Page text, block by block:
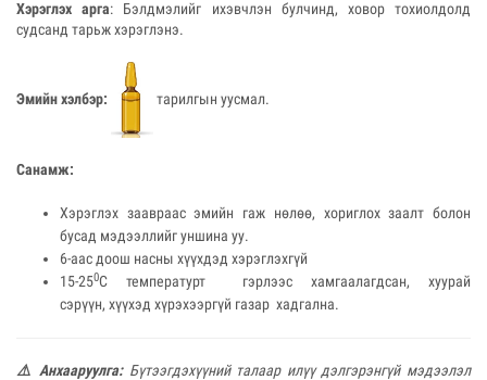
Хэрэглэх арга: Бэлдмэлийг ихэвчлэн булчинд, ховор тохиолдолд
судсанд тарьж хэрэглэнэ.
Эмийн хэлбэр: тарилгын уусмал.
Санамж:
Хэрэглэх заавраас эмийн гаж нөлөө, хориглох заалт болон
бусад мэдээллийг уншина уу.
6-аас доош насны хүүхдэд хэрэглэхгүй
15-250С температурт гэрлээс хамгаалагдсан, хуурай
сэрүүн, хүүхэд хүрэхээргүй газар хадгална.
⚠️ Анхааруулга:Бүтээгдэхүүний талаар илүү дэлгэрэнгүй мэдээлэл